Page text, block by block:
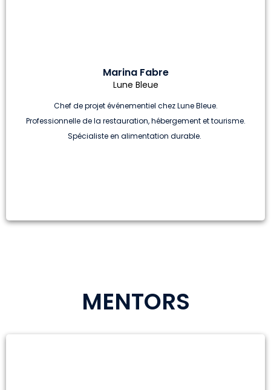
Marina Fabre
Lune Bleue
Chef de projet événementiel chez Lune Bleue.
Professionnelle de la restauration, hébergement et tourisme.
Spécialiste en alimentation durable.
MENTORS